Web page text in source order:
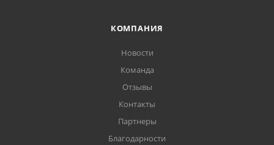
КОМПАНИЯ
Новости
Команда
Отзывы
Контакты
Партнеры
Благодарности